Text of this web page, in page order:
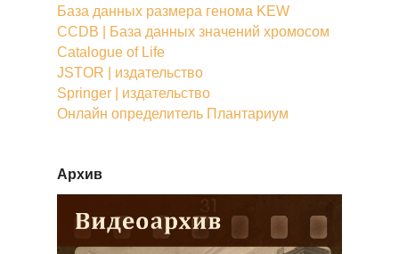
База данных размера генома KEW
CCDB | База данных значений хромосом
Catalogue of Life
JSTOR | издательство
Springer | издательство
Онлайн определитель Плантариум
Архив